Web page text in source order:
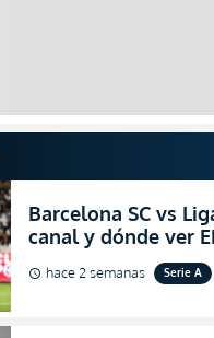
Barcelona SC vs
canal y dónde ver
de la LigaPro 2026
schedule hace 2 semanas Serie A